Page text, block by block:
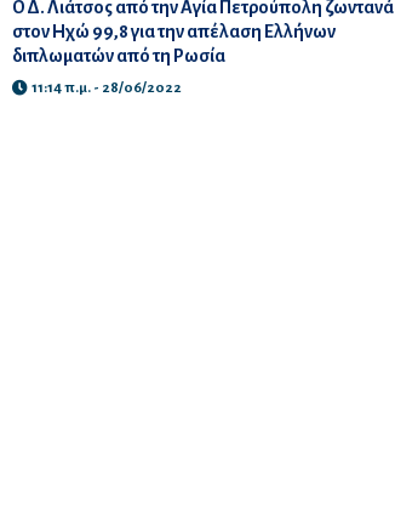
Ο Δ. Λιάτσος από την Αγία Πετρούπολη ζωντανά
στον Ηχώ 99,8 για την απέλαση Ελλήνων
διπλωματών από τη Ρωσία
11:14 π.μ. - 28/06/2022